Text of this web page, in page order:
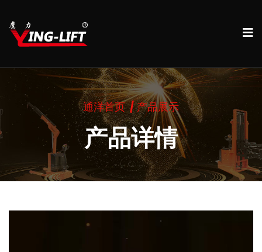
通洋首页 产品展示
产品详情